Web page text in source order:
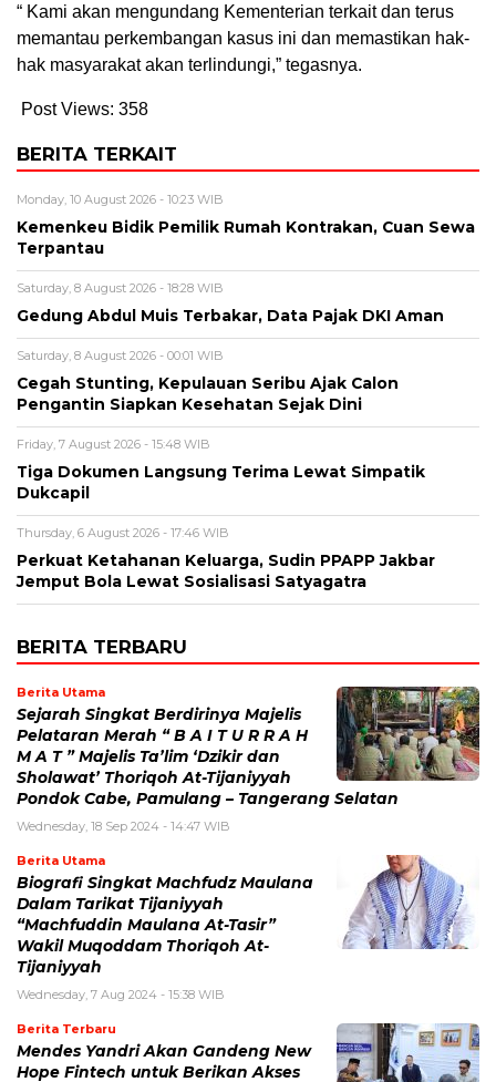
“ Kami akan mengundang Kementerian terkait dan terus
memantau perkembangan kasus ini dan memastikan hak-
hak masyarakat akan terlindungi,” tegasnya.
Post Views: 358
BERITA TERKAIT
Monday, 10 August 2026 - 10:23 WIB
Kemenkeu Bidik Pemilik Rumah Kontrakan, Cuan Sewa
Terpantau
Saturday, 8 August 2026 - 18:28 WIB
Gedung Abdul Muis Terbakar, Data Pajak DKI Aman
Saturday, 8 August 2026 - 00:01 WIB
Cegah Stunting, Kepulauan Seribu Ajak Calon
Pengantin Siapkan Kesehatan Sejak Dini
Friday, 7 August 2026 - 15:48 WIB
Tiga Dokumen Langsung Terima Lewat Simpatik
Dukcapil
Thursday, 6 August 2026 - 17:46 WIB
Perkuat Ketahanan Keluarga, Sudin PPAPP Jakbar
Jemput Bola Lewat Sosialisasi Satyagatra
BERITA TERBARU
Berita Utama
Sejarah Singkat Berdirinya Majelis
Pelataran Merah “ B A I T U R R A H
M A T ” Majelis Ta’lim ‘Dzikir dan
Sholawat’ Thoriqoh At-Tijaniyyah
Pondok Cabe, Pamulang – Tangerang Selatan
Wednesday, 18 Sep 2024 - 14:47 WIB
Berita Utama
Biografi Singkat Machfudz Maulana
Dalam Tarikat Tijaniyyah
“Machfuddin Maulana At-Tasir”
Wakil Muqoddam Thoriqoh At-
Tijaniyyah
Wednesday, 7 Aug 2024 - 15:38 WIB
Berita Terbaru
Mendes Yandri Akan Gandeng New
Hope Fintech untuk Berikan Akses